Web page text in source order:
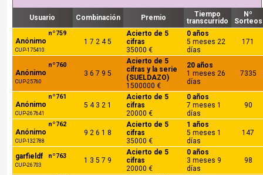
Usuario Combinación Premio
Tiempo
transcurrido
Nº
Sorteos
nº759
Anónimo
CUP-175410
1 7 2 4 5
Acierto de 5
cifras
35000 €
0 años
5 meses 22
días
171
nº760
Anónimo
CUP-25760
3 6 7 9 5
Acierto de 5
cifras y la serie
(SUELDAZO)
1500000 €
20 años
1 meses 26
días
7335
nº761
Anónimo
CUP-267641
5 4 3 2 1
Acierto de 5
cifras
20000 €
0 años
7 meses 1
días
90
nº762
Anónimo
CUP-132788
9 2 6 1 8
Acierto de 5
cifras
35000 €
1 años
5 meses 1
días
147
nº763
garfieldf
CUP-26703
1 3 5 7 9
Acierto de 5
cifras
20000 €
0 años
3 meses 9
días
98